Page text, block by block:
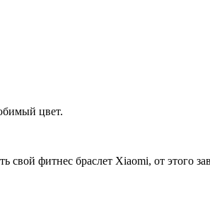
цвет.
свой фитнес браслет Xiaomi, от этого